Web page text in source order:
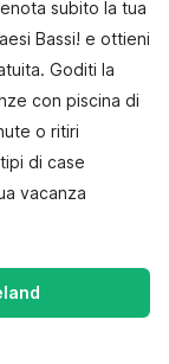
subito la tua
Bassi! e ottieni
Goditi la
con piscina di
o ritiri
di case
vacanza